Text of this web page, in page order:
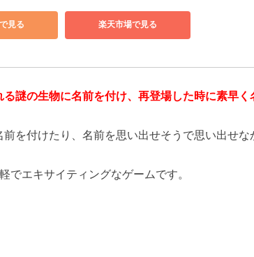
見る 楽天市場で見る
謎の生物に名前を付け、再登場した時に素早く
を付けたり、名前を思い出せそうで思い出せな
でエキサイティングなゲームです。